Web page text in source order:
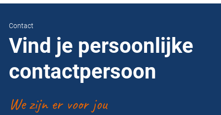
Contact
Vind je persoonlijke
contactpersoon
We zijn er voor jou